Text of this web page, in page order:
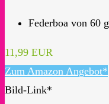
Federboa von 60 g
11,99 EUR
Zum Amazon Angebot*
Bild-Link*